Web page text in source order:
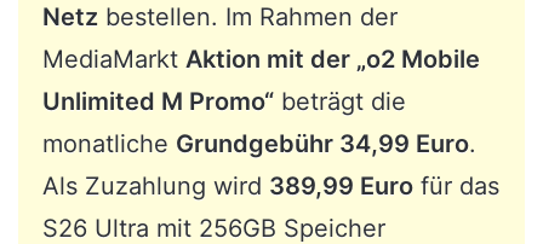
Netz bestellen. Im Rahmen der
MediaMarkt Aktion mit der „o2 Mobile
Unlimited M Promo“ beträgt die
monatliche Grundgebühr 34,99 Euro.
Als Zuzahlung wird 389,99 Euro für das
S26 Ultra mit 256GB Speicher